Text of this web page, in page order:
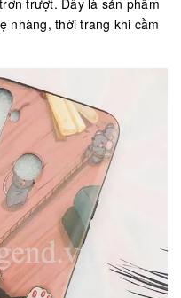
nhàng, thời trang khi cầm